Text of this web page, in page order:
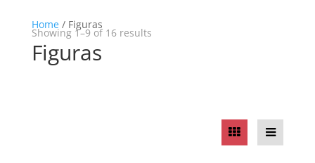
Home/ Figuras
Figuras
Showing 1–9 of 16 results